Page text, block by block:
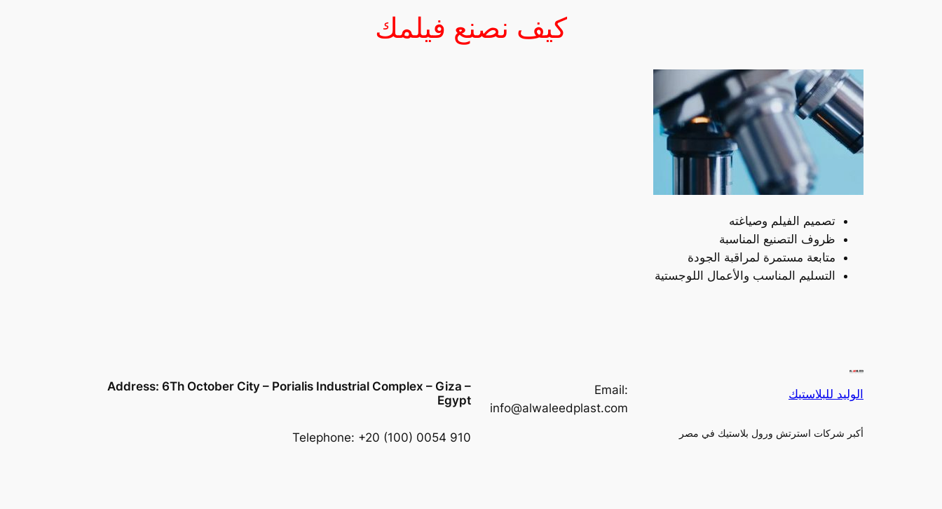
كيف نصنع فيلمك
تصميم الفيلم وصياغته
ظروف التصنيع المناسبة
متابعة مستمرة لمراقبة الجودة
التسليم المناسب والأعمال اللوجستية
الوليد للبلاستيك
أكبر شركات استرتش ورول بلاستيك في مصر
Email:
info@alwaleedplast.com
Address: 6Th October City – Porialis Industrial Complex – Giza –
Egypt
Telephone: +20 (100) 0054 910